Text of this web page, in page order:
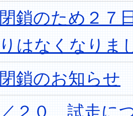
鎖のため２７
はなくなりま
鎖のお知らせ
／２０ 試走に